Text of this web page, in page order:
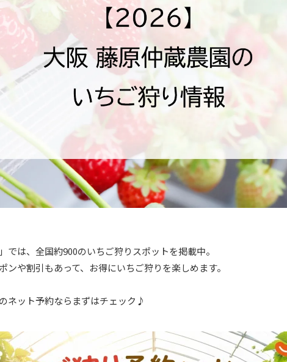
では、全国約900のいちご狩りスポットを掲載中。
ンや割引もあって、お得にいちご狩りを楽しめます。
ネット予約ならまずはチェック♪